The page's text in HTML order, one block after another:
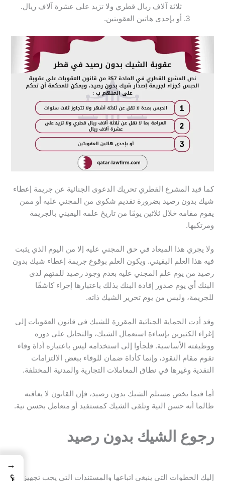
ثلاثة آلاف ريال قطري ولا تزيد على عشرة آلاف ريال.
أو بإحدى هاتين العقوبتين.
كما قيد المشرع القطري تحريك الدعوى الجنائية عن جريمة إعطاء
شيك بدون رصيد بضرورة تقديم شكوى من المجني عليه أو ممن
يقوم مقامه خلال ثلاثين يومًا من تاريخ علمه اليقيني بالجريمة
ومرتكبها.
ولا يجري هذا الميعاد في حق المجني عليه إلا من اليوم الذي يثبت
فيه هذا العلم اليقيني. ويكون العلم بوقوع جريمة إعطاء شيك بدون
رصيد من يوم علم المجني عليه بعدم وجود رصيد للمتهم لدى
البنك أي يوم صدور إفادة البنك بذلك باعتبارها إجراء كاشفًا
للجريمة، وليس من يوم تحرير الشيك ذاته.
وقد أدت الحماية الجنائية المقررة للشيك في قانون العقوبات إلى
إغراء الكثيرين بإساءة استعمال الشيك، والتحايل على دوره
ووظيفته الأساسية. فلجأوا إلى استخدامه ليس باعتباره أداة وفاء
تقوم مقام النقود، وإنما كأداة ضمان للوفاء ببعض الالتزامات
النقدية وغيرها في نطاق المعاملات التجارية والمدنية المختلفة.
أما فيما يخص مستلم الشيك بدون رصيد، فإن القانون لا يعاقبه
طالما أنه حسن النية وتلقى الشيك كمستفيد أو متعامل بحسن نية.
رجوع الشيك بدون رصيد
إليك الخطوات التي ينبغي اتباعها والمستندات التي يجب تجهيزها
→